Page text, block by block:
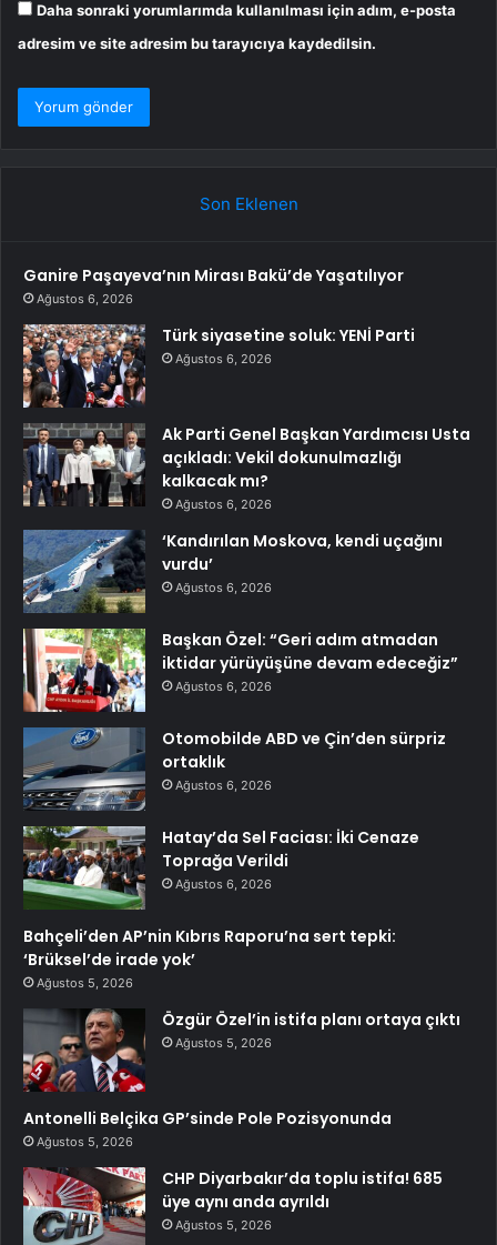
Daha sonraki yorumlarımda kullanılması için adım, e-posta
adresim ve site adresim bu tarayıcıya kaydedilsin.
Son Eklenen
Ganire Paşayeva’nın Mirası Bakü’de Yaşatılıyor
Ağustos 6, 2026
Türk siyasetine soluk: YENİ Parti
Ağustos 6, 2026
Ak Parti Genel Başkan Yardımcısı Usta
açıkladı: Vekil dokunulmazlığı
kalkacak mı?
Ağustos 6, 2026
‘Kandırılan Moskova, kendi uçağını
vurdu’
Ağustos 6, 2026
Başkan Özel: “Geri adım atmadan
iktidar yürüyüşüne devam edeceğiz”
Ağustos 6, 2026
Otomobilde ABD ve Çin’den sürpriz
ortaklık
Ağustos 6, 2026
Hatay’da Sel Faciası: İki Cenaze
Toprağa Verildi
Ağustos 6, 2026
Bahçeli’den AP’nin Kıbrıs Raporu’na sert tepki:
‘Brüksel’de irade yok’
Ağustos 5, 2026
Özgür Özel’in istifa planı ortaya çıktı
Ağustos 5, 2026
Antonelli Belçika GP’sinde Pole Pozisyonunda
Ağustos 5, 2026
CHP Diyarbakır’da toplu istifa! 685
üye aynı anda ayrıldı
Ağustos 5, 2026